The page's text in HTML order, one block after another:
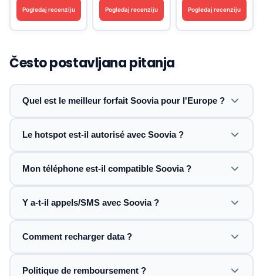
Pogledaj recenziju Pogledaj recenziju Pogledaj recenziju
Često postavljana pitanja
Quel est le meilleur forfait Soovia pour l'Europe ?
Le hotspot est-il autorisé avec Soovia ?
Mon téléphone est-il compatible Soovia ?
Y a-t-il appels/SMS avec Soovia ?
Comment recharger data ?
Politique de remboursement ?